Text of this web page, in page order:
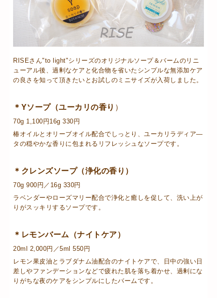
RISEさん"to light"シリーズのオリジナルソープ＆バームのリニ
ューアル後、過剰なケアと化合物を省いたシンプルな無添加ケア
の良さを知って頂きたいとお試しのミニサイズが入荷しました。
＊Yソープ（ユーカリの香り ）
70g 1,100円16g 330円
椿オイルとオリーブオイル配合でしっとり、ユーカリラディア―
タの穏やかな香りに包まれるリフレッシュなソープです。
＊クレンズソープ（浄化の香り）
70g 900円／16g 330円
ラベンダーやローズマリー配合で浄化と癒しを促して、洗い上が
りがスッキリするソープです。
＊レモンバーム（ナイトケア）
20ml 2,000円／5ml 550円
レモン果皮油とラブダナム油配合のナイトケアで、日中の強い日
差しやファンデーションなどで疲れた肌を落ち着かせ、過剰にな
りがちな夜のケアをシンプルにしたバームです。